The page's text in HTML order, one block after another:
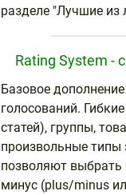
разделе "Лучшие из
Rating System -
Базовое дополнение
голосований.
статей), группы,
произвольные типы
позволяют выбрать
минус (plus/minus